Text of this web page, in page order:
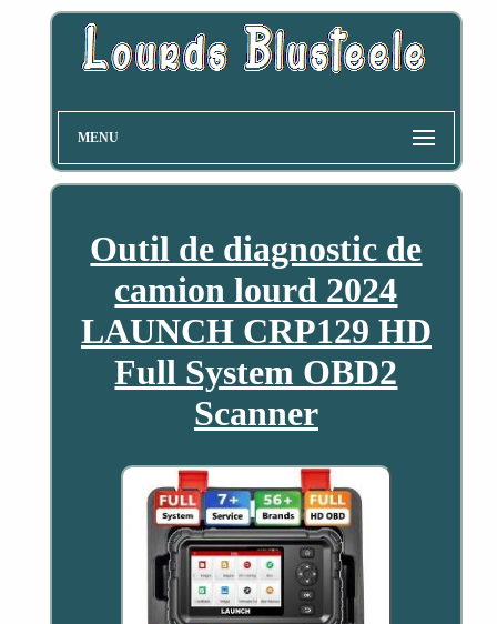
MENU
Outil de diagnostic de
camion lourd 2024
LAUNCH CRP129 HD
Full System OBD2
Scanner